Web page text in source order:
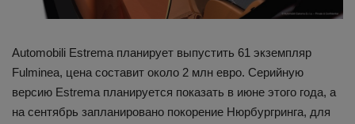
Automobili Estrema планирует выпустить 61 экземпляр
Fulminea, цена составит около 2 млн евро. Серийную
версию Estrema планируется показать в июне этого года, а
на сентябрь запланировано покорение Нюрбургринга, для